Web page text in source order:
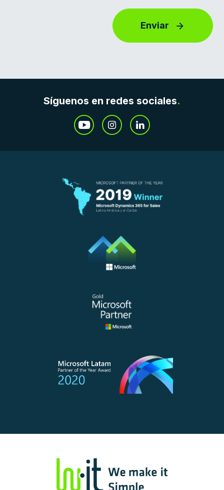
Enviar
Síguenos en redes sociales.